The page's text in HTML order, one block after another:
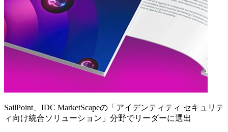
SailPoint、IDC MarketScapeの「アイデンティティ セキュリテ
ィ向け統合ソリューション」分野でリーダーに選出